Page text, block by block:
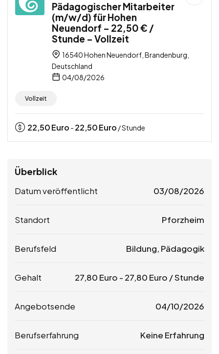
Pädagogischer Mitarbeiter
(m/w/d) für Hohen
Neuendorf – 22,50 € /
Stunde – Vollzeit
16540 Hohen Neuendorf, Brandenburg,
Deutschland
04/08/2026
Vollzeit
22,50Euro - 22,50Euro / Stunde
Überblick
Datum veröffentlicht 03/08/2026
Standort Pforzheim
Berufsfeld Bildung, Pädagogik
Gehalt 27,80 Euro - 27,80 Euro / Stunde
Angebotsende 04/10/2026
Berufserfahrung Keine Erfahrung